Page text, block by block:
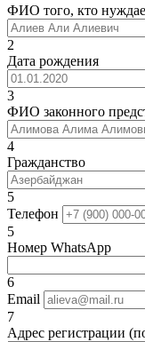
ФИО того, кто
2
Дата рождения
3
ФИО законного
4
Гражданство
5
Телефон
5
Номер WhatsApp
6
Email
7
Адрес регистрации